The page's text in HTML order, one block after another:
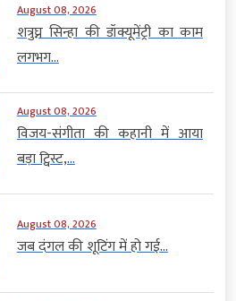
August 08, 2026
शत्रुघ्न सिन्हा की डॉक्यूमेंट्री का काम
लगभग...
August 08, 2026
विजय-संगीता की कहानी में आया
बड़ा ट्विस्ट,...
August 08, 2026
जब दंगल की शूटिंग में हो गई...